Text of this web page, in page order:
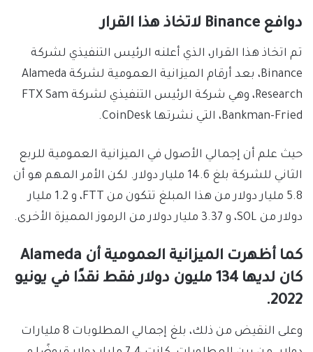
دوافع Binance لاتخاذ هذا القرار
تم اتخاذ هذا القرار، الذي أعلنه الرئيس التنفيذي لشركة
Binance، بعد أرقام الميزانية العمومية لشركة Alameda
Research، وهي شركة الرئيس التنفيذي لشركة FTX Sam
Bankman-Fried، التي نشرتها CoinDesk.
حيث علم أن إجمالي الأصول في الميزانية العمومية للربع
الثاني للشركة بلغ 14.6 مليار دولار. لكن الأمر المهم هو أن
5.8 مليار دولار من هذا المبلغ تتكون من FTT، و 1.2 مليار
دولار من SOL، و 3.37 مليار دولار من الرموز المميزة الأخرى.
كما أظهرت الميزانية العمومية أن Alameda
كان لديها 134 مليون دولار فقط نقدًا في يونيو
2022.
وعلى النقيض من ذلك، بلغ إجمالي المطلوبات 8 مليارات